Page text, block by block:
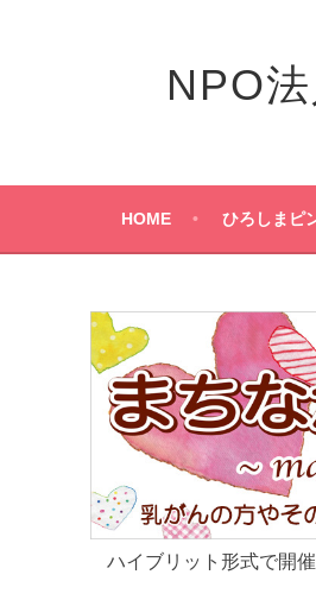
NPO
HOME ひろしまピ
ハイブリット形式で開